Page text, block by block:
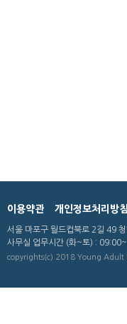
이용약관 개인정보처리방침
서울 마포구 월드컵북로 2길 49
사무실 업무시간 (화~토) :
copyrights(c) 2018 Young Adult